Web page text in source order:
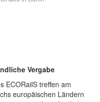
Vergabe
ECORailS treffen am
europäischen Ländern